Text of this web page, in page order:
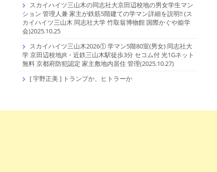
スカイハイツ三山木の同志社大京田辺校地の男女学生マン
ション 管理人兼 家主が鉄筋5階建ての学マン詳細を説明!! (ス
カイハイツ三山木 同志社大学 竹取翁博物館 国際かぐや姫学
会)2025.10.25
スカイハイツ三山木2026① 学マン5階80室(男女) 同志社大
学 京田辺校地JR・近鉄三山木駅徒歩3分 セコム付 光1Gネット
無料 京都府防犯認定 家主敷地内居住 管理(2025.10.27)
[ 宇野正美 ] トランプか、ヒトラーか